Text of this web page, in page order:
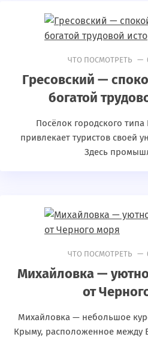
ЧТО ПОСМОТРЕТЬ —
Гресовский —
богатой
Посёлок городского
привлекает туристов своей
Здесь
ЧТО ПОСМОТРЕТЬ —
Михайловка —
от
Михайловка — небольшое
Крыму, расположенное между